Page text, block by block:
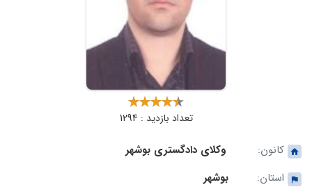
تعداد بازدید : 1294
کانون:
وکلای دادگستری بوشهر
استان:
بوشهر